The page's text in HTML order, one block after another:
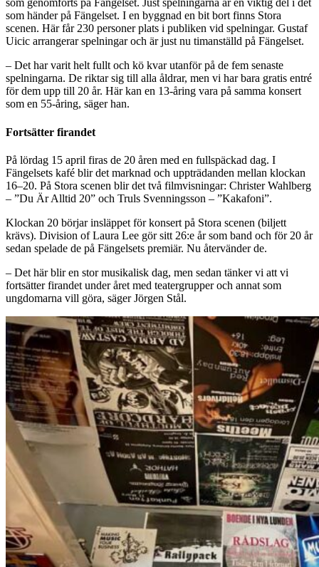
som genomförts på Fängelset. Just spelningarna är en viktig del i det
som händer på Fängelset. I en byggnad en bit bort finns Stora
scenen. Här får 230 personer plats i publiken vid spelningar. Gustaf
Uicic arrangerar spelningar och är just nu timanställd på Fängelset.
– Det har varit helt fullt och kö kvar utanför på de fem senaste
spelningarna. De riktar sig till alla åldrar, men vi har bara gratis entré
för dem upp till 20 år. Här kan en 13-åring vara på samma konsert
som en 55-åring, säger han.
Fortsätter firandet
På lördag 15 april firas de 20 åren med en fullspäckad dag. I
Fängelsets kafé blir det marknad och uppträdanden mellan klockan
16–20. På Stora scenen blir det två filmvisningar: Christer Wahlberg
– ”Du Är Alltid 20” och Truls Svenningsson – ”Kakafoni”.
Klockan 20 börjar insläppet för konsert på Stora scenen (biljett
krävs). Division of Laura Lee gör sitt 26:e år som band och för 20 år
sedan spelade de på Fängelsets premiär. Nu återvänder de.
– Det här blir en stor musikalisk dag, men sedan tänker vi att vi
fortsätter firandet under året med teatergrupper och annat som
ungdomarna vill göra, säger Jörgen Stål.